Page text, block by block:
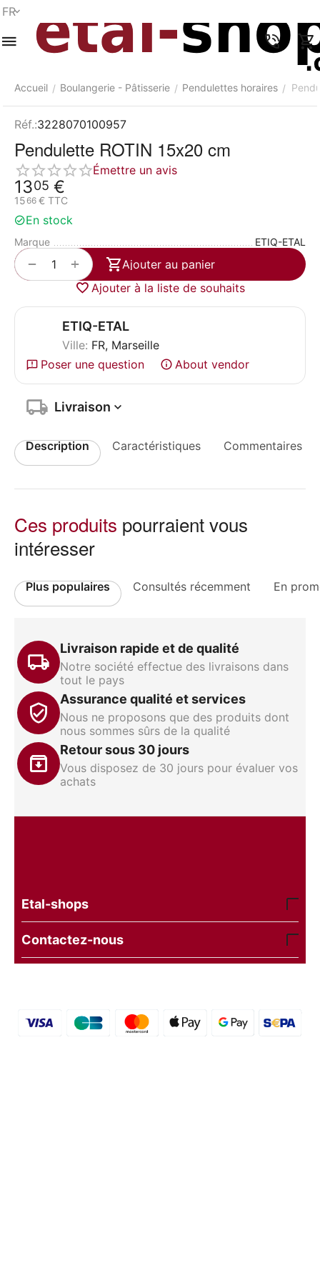
FR
Accueil / Boulangerie - Pâtisserie / Pendulettes horaires /
Réf.:3228070100957
Pendulette ROTIN 15x20 cm
Émettre un avis
1305 €
1566 € TTC
En stock
Marque ETIQ-ETAL
+
−
Ajouter au panier
Ajouter à la liste de souhaits
ETIQ-ETAL
Ville: FR, Marseille
Poser une question
About vendor
Livraison
Description Caractéristiques Commentaires
Ces produits pourraient vous
intéresser
Plus populaires Consultés récemment En
Livraison rapide et de qualité
Notre société effectue des livraisons dans
tout le pays
Assurance qualité et services
Nous ne proposons que des produits dont
nous sommes sûrs de la qualité
Retour sous 30 jours
Vous disposez de 30 jours pour évaluer vos
achats
Etal-shops
Contactez-nous
Menu Recherche
rapide
Panier Liste de
souhaits
Comparer Compte